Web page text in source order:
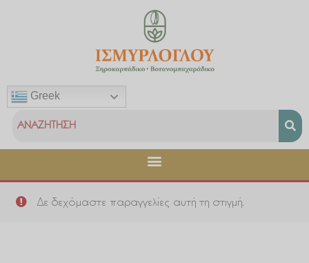
Greek
Δε δεχόμαστε παραγγελίες αυτή τη στιγμή.